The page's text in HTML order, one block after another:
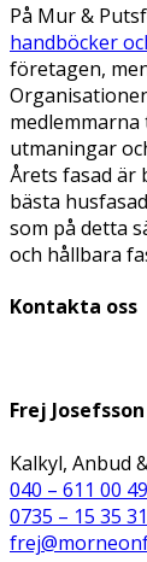
På Mur &
handböcker
företagen,
utmaningar
Årets fasad är
bästa
som på detta
och hållbara
Kontakta oss
Frej Josefsson
Kalkyl, Anbud
040 – 611 00 49
0735 – 15 35 31